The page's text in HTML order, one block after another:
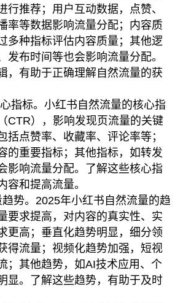
行推荐；用户互动数据，点赞、
率等数据影响流量分配；内容质
多种指标评估内容质量；其他逻
发布时间等也会影响流量分配。
，有助于正确理解自然流量的获
指标。小红书自然流量的核心指
CTR），影响发现页流量的关键
括点赞率、收藏率、评论率等；
的重要指标；其他指标，如转发
影响流量分配。了解这些核心指
容和提高流量。
势。2025年小红书自然流量的趋
要求提高，对内容的真实性、实
更高；垂直化趋势明显，细分领
得流量；视频化趋势加强，短视
；其他趋势，如AI技术应用、个
显。了解这些趋势，有助于及时